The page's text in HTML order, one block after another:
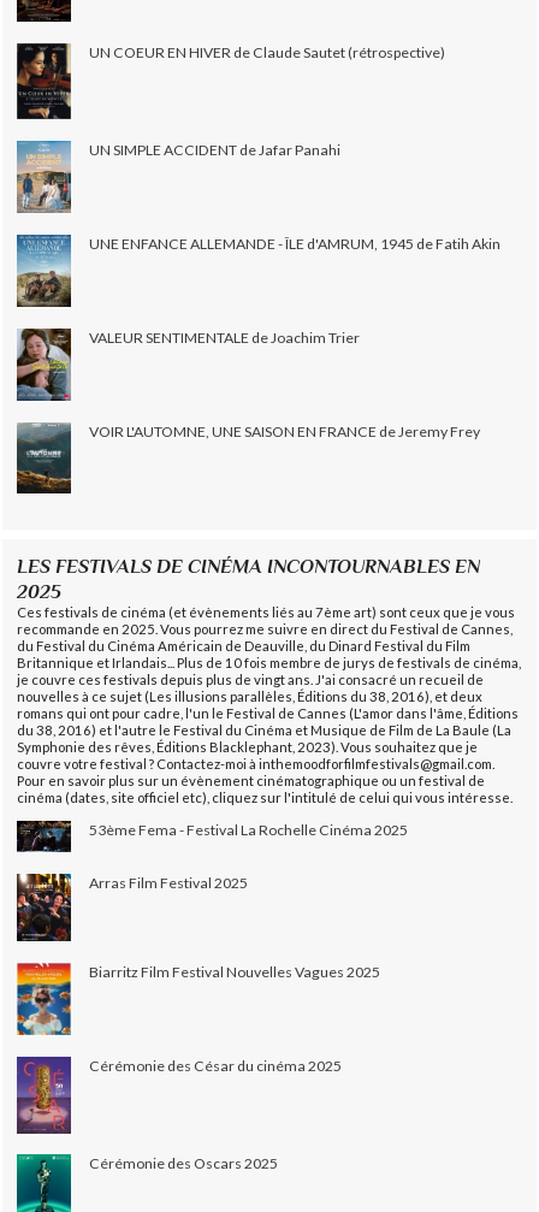
UN COEUR EN HIVER de Claude Sautet (rétrospective)
UN SIMPLE ACCIDENT de Jafar Panahi
UNE ENFANCE ALLEMANDE - ÎLE d'AMRUM, 1945 de Fatih Akin
VALEUR SENTIMENTALE de Joachim Trier
VOIR L'AUTOMNE, UNE SAISON EN FRANCE de Jeremy Frey
LES FESTIVALS DE CINÉMA INCONTOURNABLES EN
2025
Ces festivals de cinéma (et évènements liés au 7ème art) sont ceux que je vous
recommande en 2025. Vous pourrez me suivre en direct du Festival de Cannes,
du Festival du Cinéma Américain de Deauville, du Dinard Festival du Film
Britannique et Irlandais... Plus de 10 fois membre de jurys de festivals de cinéma,
je couvre ces festivals depuis plus de vingt ans. J'ai consacré un recueil de
nouvelles à ce sujet (Les illusions parallèles, Éditions du 38, 2016), et deux
romans qui ont pour cadre, l'un le Festival de Cannes (L'amor dans l'âme, Éditions
du 38, 2016) et l'autre le Festival du Cinéma et Musique de Film de La Baule (La
Symphonie des rêves, Éditions Blacklephant, 2023). Vous souhaitez que je
couvre votre festival ? Contactez-moi à inthemoodforfilmfestivals@gmail.com.
Pour en savoir plus sur un évènement cinématographique ou un festival de
cinéma (dates, site officiel etc), cliquez sur l'intitulé de celui qui vous intéresse.
53ème Fema - Festival La Rochelle Cinéma 2025
Arras Film Festival 2025
Biarritz Film Festival Nouvelles Vagues 2025
Cérémonie des César du cinéma 2025
Cérémonie des Oscars 2025